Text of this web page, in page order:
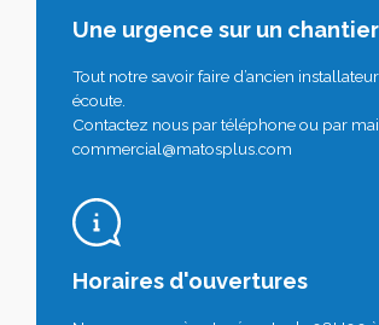
Une urgence sur un chantier
Tout notre savoir faire d’ancien
écoute.
Contactez nous par téléphone ou par
commercial@matosplus.com
Horaires d'ouvertures